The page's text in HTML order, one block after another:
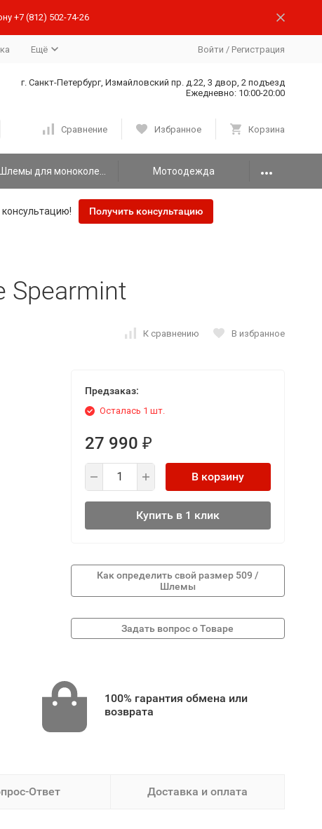
+7 (812) 502-74-26
Ещё Войти / Регистрация
г. Санкт-Петербург, Измайловский пр. д.22, 3 двор, 2 подъезд
Ежедневно: 10:00-20:00
Сравнение Избранное Корзина
Мотоодежда
Получить консультацию
Spearmint
К сравнению В избранное
Предзаказ:
Осталась 1 шт.
27 990 ₽
В корзину
Купить в 1 клик
Как определить свой размер 509 /
Шлемы
100% гарантия обмена или
возврата
Ответ Доставка и оплата